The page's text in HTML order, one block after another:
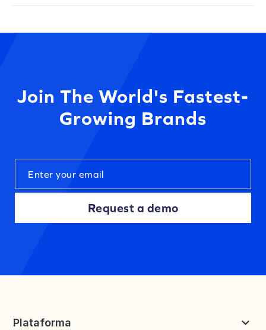
Join The World's Fastest-
Growing Brands
Request a demo
Plataforma